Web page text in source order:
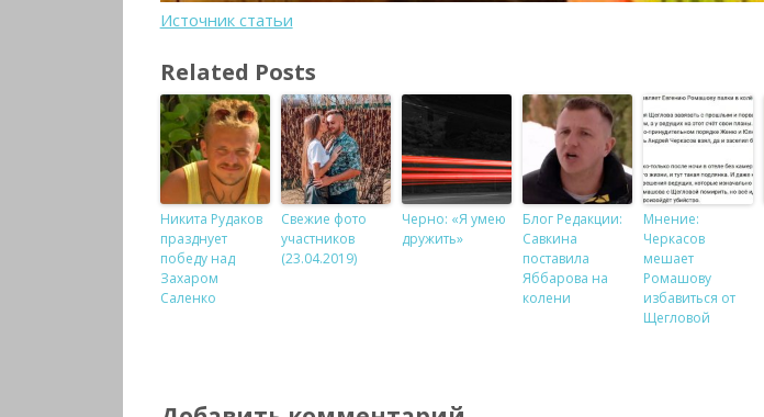
Источник статьи
Related Posts
Никита Рудаков
празднует
победу над
Захаром
Саленко
Свежие фото
участников
(23.04.2019)
Черно: «Я умею
дружить»
Блог Редакции:
Савкина
поставила
Яббарова на
колени
Мнение:
Черкасов
мешает
Ромашову
избавиться от
Щегловой